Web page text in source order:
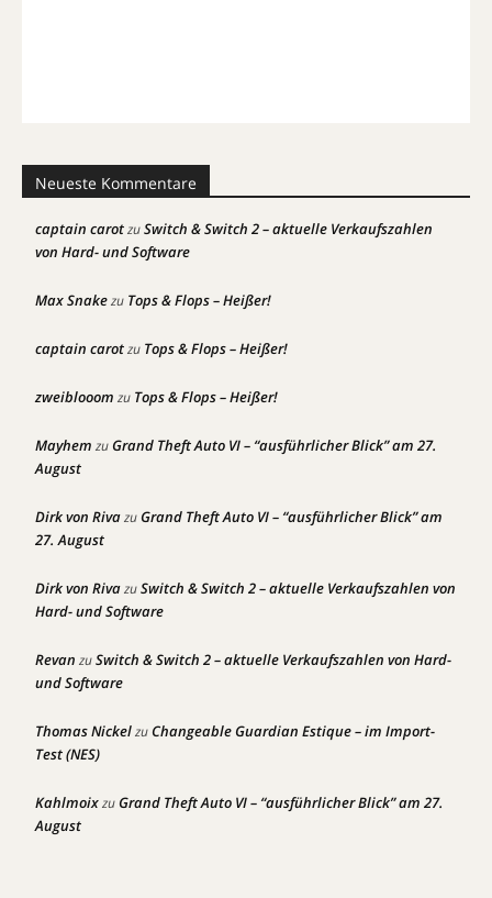
Neueste Kommentare
captain carotzuSwitch & Switch 2 – aktuelle Verkaufszahlen
von Hard- und Software
Max Snakezu Tops & Flops – Heißer!
captain carotzu Tops & Flops – Heißer!
zweiblooom zu Tops & Flops – Heißer!
Mayhem zuGrand Theft Auto VI – “ausführlicher Blick” am 27.
August
Dirk von RivazuGrand Theft Auto VI – “ausführlicher Blick” am
27. August
Dirk von RivazuSwitch & Switch 2 – aktuelle Verkaufszahlen von
Hard- und Software
Revan zuSwitch & Switch 2 – aktuelle Verkaufszahlen von Hard-
und Software
Thomas NickelzuChangeable Guardian Estique – im Import-
Test (NES)
KahlmoixzuGrand Theft Auto VI – “ausführlicher Blick” am 27.
August